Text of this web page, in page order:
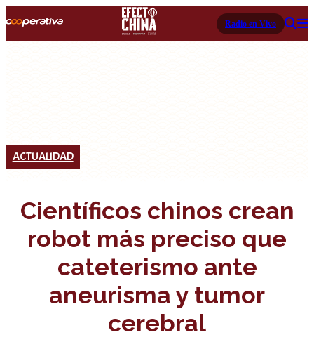
Radio en Vivo
ACTUALIDAD
Científicos chinos crean
robot más preciso que
cateterismo ante
aneurisma y tumor
cerebral